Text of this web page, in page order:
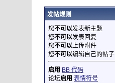
发帖规则
您不可以发表新主题
您不可以发表回复
您不可以上传附件
您不可以编辑自己的帖子
启用 BB 代码
论坛启用 表情符号